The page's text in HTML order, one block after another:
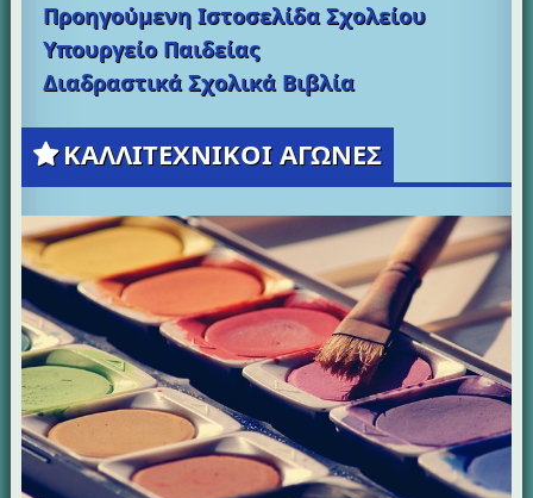
Προηγούμενη Ιστοσελίδα Σχολείου
Υπουργείο Παιδείας
Διαδραστικά Σχολικά Βιβλία
ΚΑΛΛΙΤΕΧΝΙΚΟΙ ΑΓΩΝΕΣ